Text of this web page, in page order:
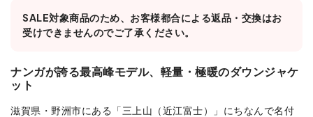
SALE対象商品のため、お客様都合による返品・交換はお
受けできませんのでご了承ください。
ナンガが誇る最高峰モデル、軽量・極暖のダウンジャケ
ット
滋賀県・野洲市にある「三上山（近江富士）」にちなんで名付